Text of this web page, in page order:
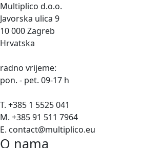
Multiplico d.o.o.
Javorska ulica 9
10 000 Zagreb
Hrvatska
radno vrijeme:
pon. - pet. 09-17 h
T. +385 1 5525 041
M. +385 91 511 7964
E. contact@multiplico.eu
O nama